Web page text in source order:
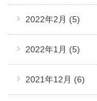
2022年2月 (5)
2022年1月 (5)
2021年12月 (6)